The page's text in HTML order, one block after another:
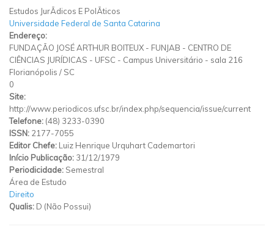
Estudos JurÃ­dicos E PolÃ­ticos
Universidade Federal de Santa Catarina
Endereço:
FUNDAÇÃO JOSÉ ARTHUR BOITEUX - FUNJAB - CENTRO DE
CIÊNCIAS JURÍDICAS - UFSC - Campus Universitário - sala 216
Florianópolis / SC
0
Site:
http://www.periodicos.ufsc.br/index.php/sequencia/issue/current
Telefone: (48) 3233-0390
ISSN: 2177-7055
Editor Chefe: Luiz Henrique Urquhart Cademartori
Início Publicação: 31/12/1979
Periodicidade: Semestral
Área de Estudo
Direito
Qualis: D (Não Possui)